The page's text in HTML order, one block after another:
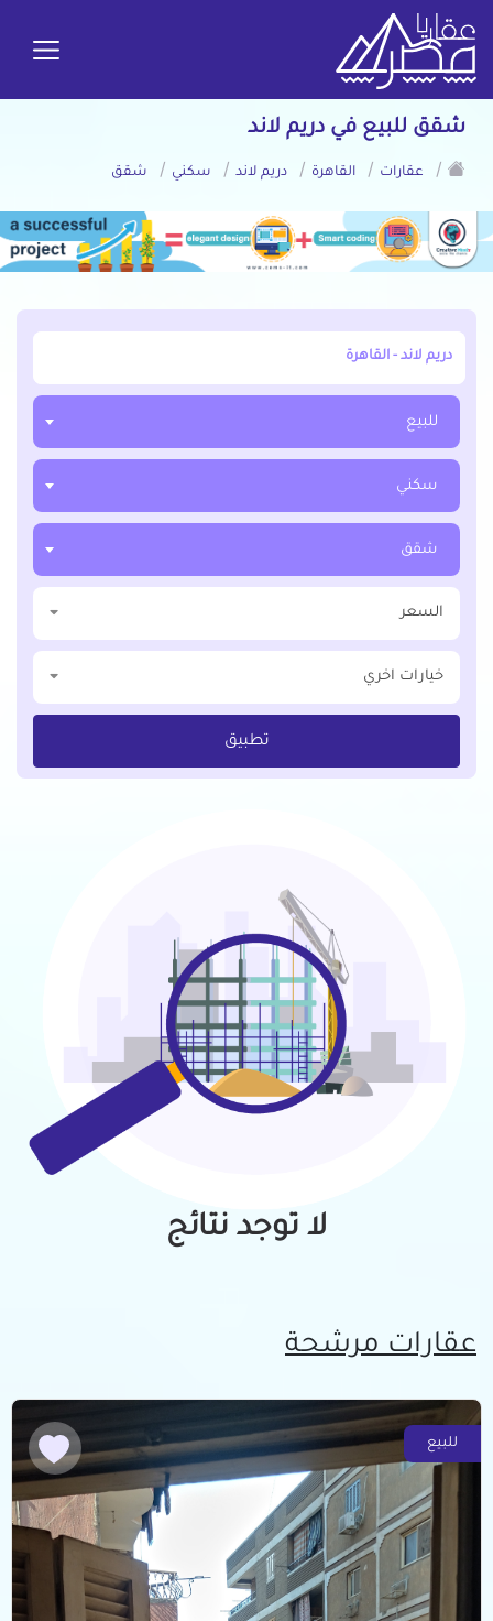
شقق للبيع في دريم لاند
/
عقارات / القاهرة / دريم لاند / سكني / شقق
أبحث عن مدينة, محافظة, حي
للبيع
سكني
شقق
السعر
خيارات اخري
تطبيق
لا توجد نتائج
عقارات مرشحة
للبيع